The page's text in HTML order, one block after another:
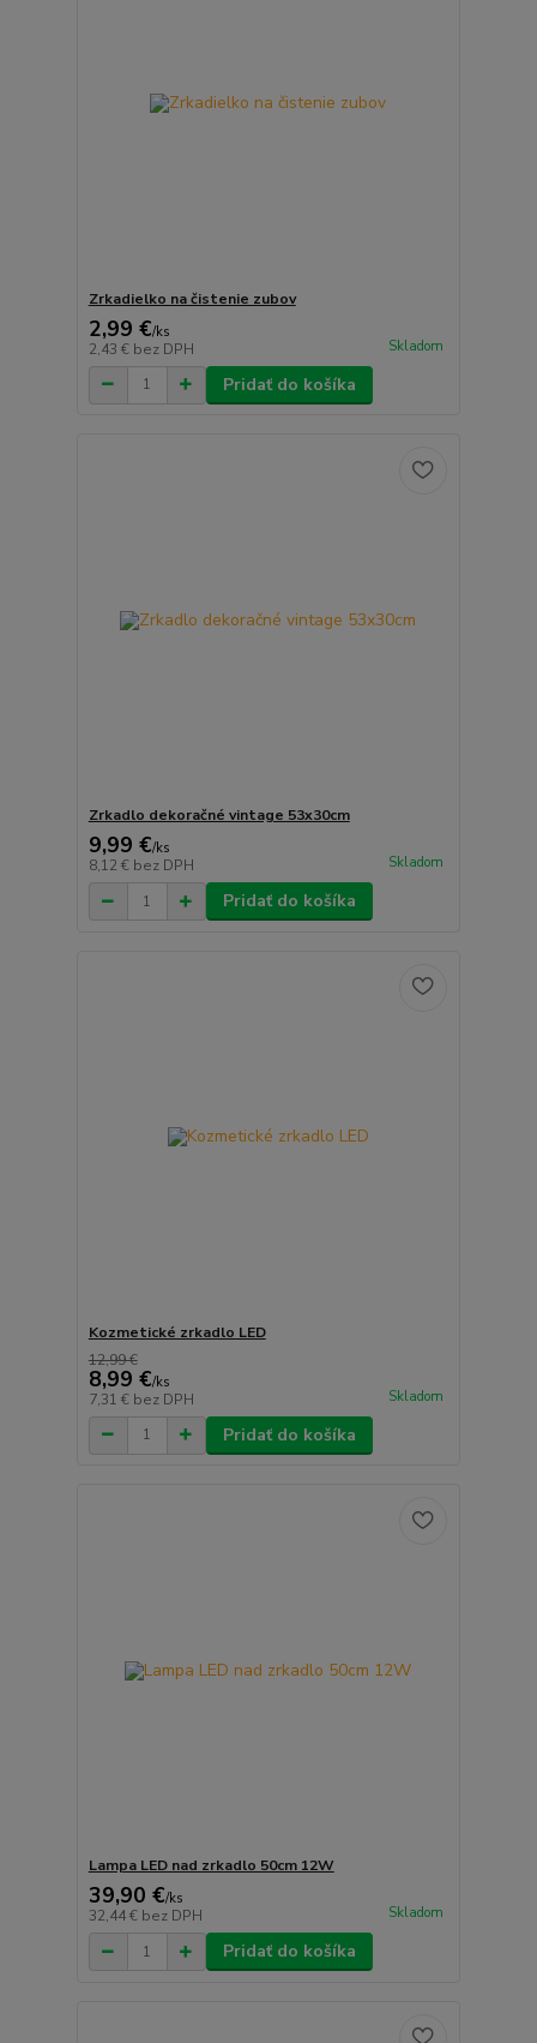
Zrkadielko na čistenie zubov
2,99 €/ks
2,43 € bez DPH Skladom
Pridať do košíka
Zrkadlo dekoračné vintage 53x30cm
9,99 €/ks
8,12 € bez DPH Skladom
Pridať do košíka
Kozmetické zrkadlo LED
12,99 €
8,99 €/ks
7,31 € bez DPH Skladom
Pridať do košíka
Lampa LED nad zrkadlo 50cm 12W
39,90 €/ks
32,44 € bez DPH Skladom
Pridať do košíka